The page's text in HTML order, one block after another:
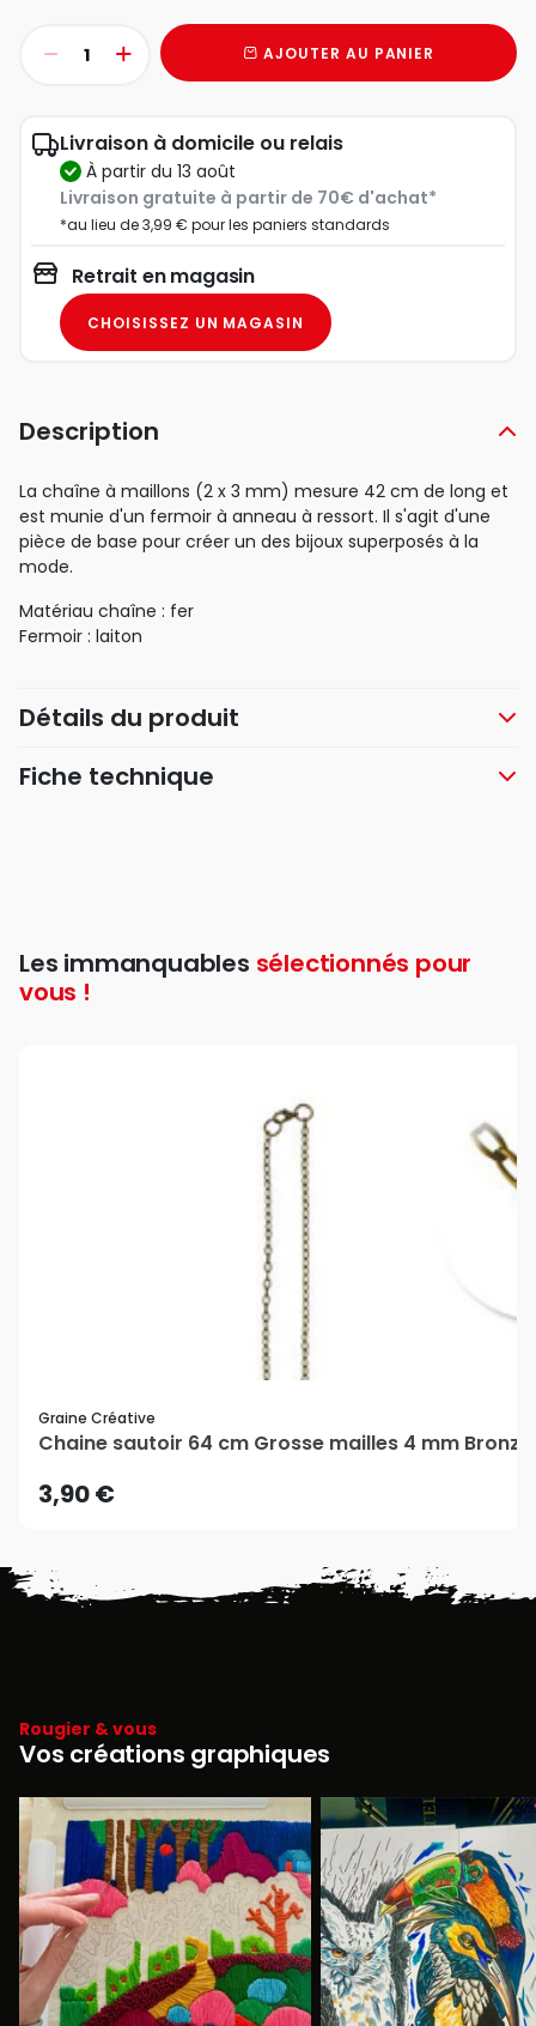
AJOUTER AU PANIER
Livraison à domicile ou relais
à partir du 13 août
Livraison gratuite à partir de 70€ d'achat*
*au lieu de 3,99 € pour les paniers standards
Retrait en magasin
CHOISISSEZ UN MAGASIN
Description
La chaîne à maillons (2 x 3 mm) mesure 42 cm de long et
est munie d'un fermoir à anneau à ressort. Il s'agit d'une
pièce de base pour créer un des bijoux superposés à la
mode.
Matériau chaîne : fer
Fermoir : laiton
Détails du produit
Fiche technique
Les immanquables sélectionnés pour
vous !
Graine Créative
Chaine sautoir 64 cm Grosse mailles 4 mm
3,90 €
Rougier & vous
Vos créations graphiques